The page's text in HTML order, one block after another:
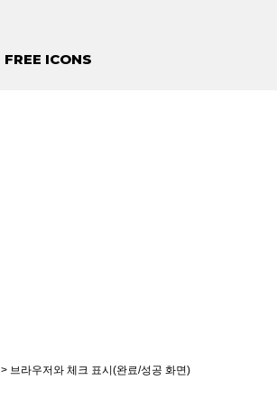
FREE ICONS
> 브라우저와 체크 표시(완료/성공 화면)